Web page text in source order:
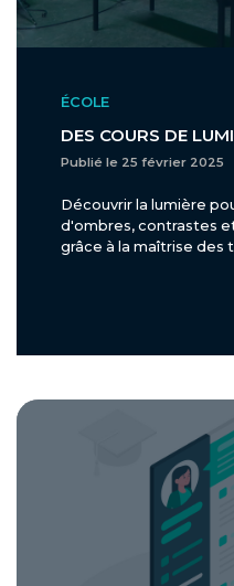
ÉCOLE
DES COURS DE
Publié le 25 février 2025
Découvrir la lumière
d'ombres, contrastes
grâce à la maîtrise des